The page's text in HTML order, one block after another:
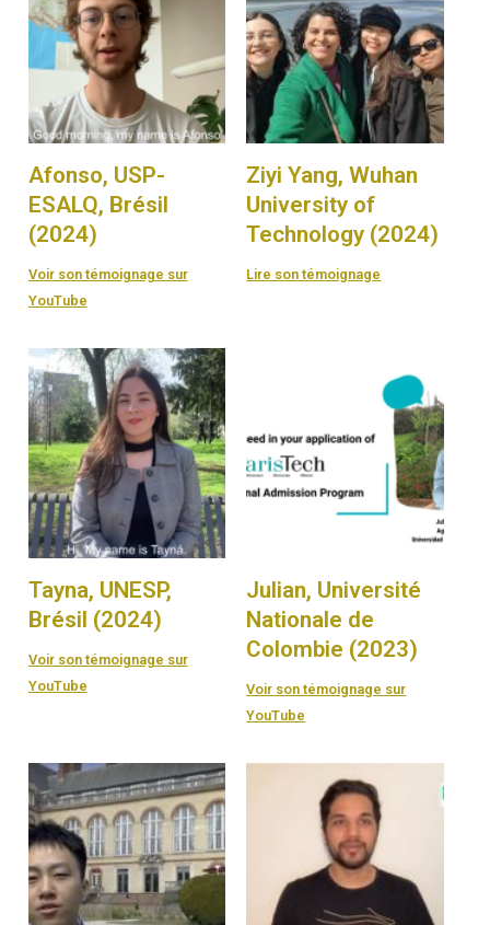
Afonso, USP-
ESALQ, Brésil
(2024)
Voir son témoignage sur
YouTube
Ziyi Yang, Wuhan
University of
Technology (2024)
Lire son témoignage
Tayna, UNESP,
Brésil (2024)
Voir son témoignage sur
YouTube
Julian, Université
Nationale de
Colombie (2023)
Voir son témoignage sur
YouTube